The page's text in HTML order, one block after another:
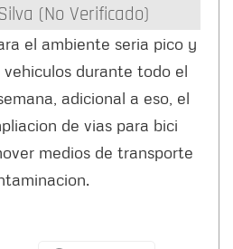
(no Verificado)
el ambiente seria pico y
durante todo el
adicional a eso, el
de vias para bici
medios de transporte